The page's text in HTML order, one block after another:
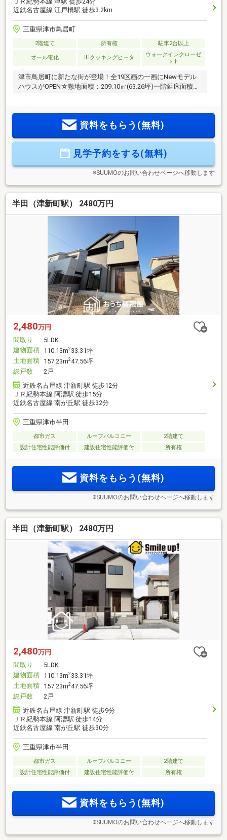
近鉄名古屋線 江戸橋駅 徒歩3.2km
三重県津市鳥居町
2階建て 所有権 駐車2台以上
オール電化 IHクッキングヒータ
ウォークインクローゼ
ット
津市鳥居町に新たな街が登場！全19区画の一画にNewモデル
ハウスがOPEN☆敷地面積：209.10㎡(63.26坪)一階延床面積：
63.34㎡(19.16坪)二階延床面積：49.68㎡(15.03坪)合計延床面
す！外観のダークでかっこいい雰囲気とは打って変わって、
内装は上品な大人ナチュル空間全体的にオークでまとめ、落
省エネ性も妥協しないハイスペックな住宅です！！
資料をもらう(無料)
見学予約をする(無料)
※SUUMOのお問い合わせページへ移動します
半田（津新町駅） 2480万円
2,480万円
間取り
5LDK
建物面積 110.13m233.31坪
土地面積 157.23m247.56坪
総戸数
2戸
近鉄名古屋線 津新町駅 徒歩12分
ＪＲ紀勢本線 阿漕駅 徒歩15分
近鉄名古屋線 南が丘駅 徒歩32分
三重県津市半田
都市ガス ルーフバルコニー
2階建て
設計住宅性能評価付
建設住宅性能評価付 所有権
資料をもらう(無料)
※SUUMOのお問い合わせページへ移動します
半田（津新町駅） 2480万円
2,480万円
間取り
5LDK
建物面積 110.13m233.31坪
土地面積 157.23m247.56坪
総戸数
2戸
近鉄名古屋線 津新町駅 徒歩9分
ＪＲ紀勢本線 阿漕駅 徒歩14分
近鉄名古屋線 南が丘駅 徒歩30分
三重県津市半田
都市ガス ルーフバルコニー
2階建て
設計住宅性能評価付
建設住宅性能評価付 所有権
資料をもらう(無料)
※SUUMOのお問い合わせページへ移動します